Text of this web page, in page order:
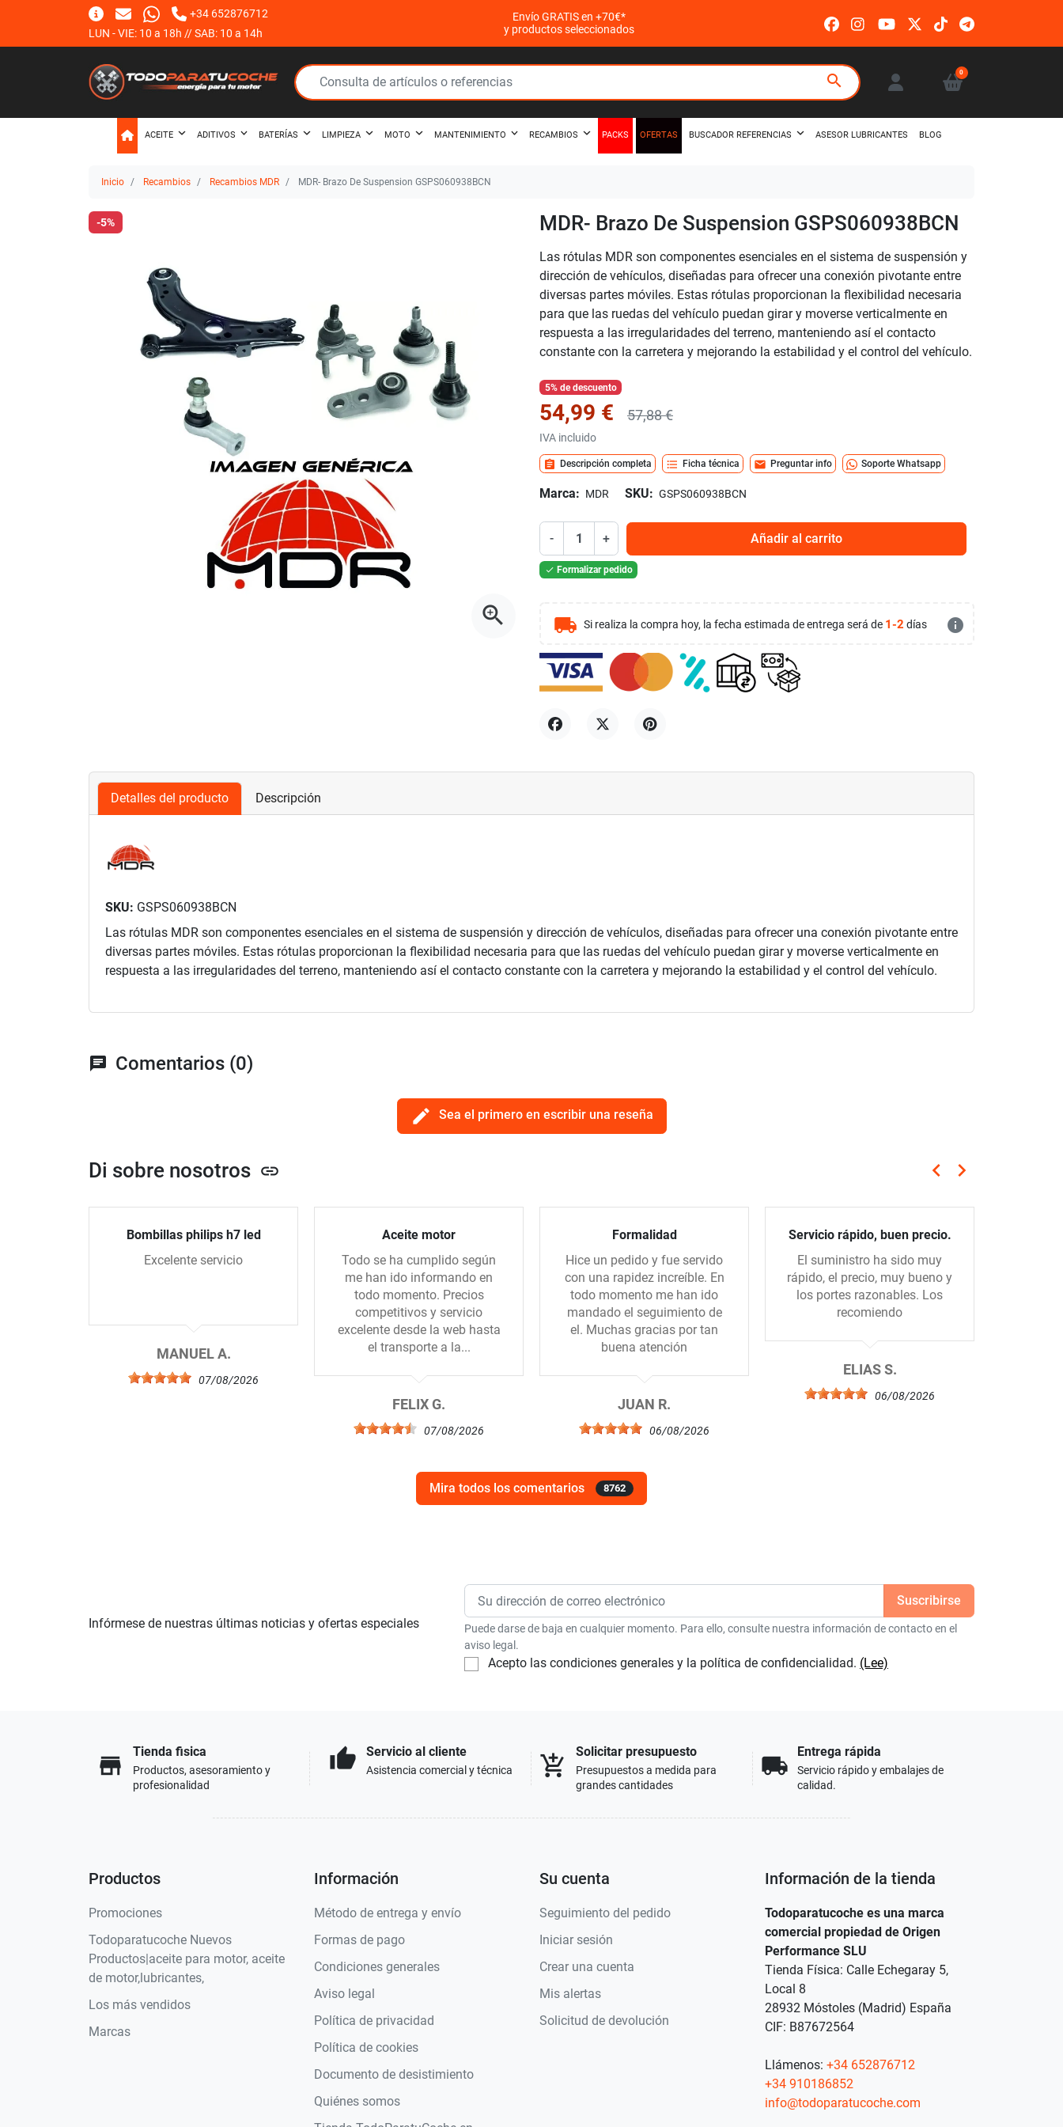
+34 652876712
LUN - VIE: 10 a 18h // SAB: 10 a 14h
Envío GRATIS en +70€*
y productos seleccionados
search 0
ACEITE ADITIVOS BATERÍAS LIMPIEZA MOTO MANTENIMIENTO RECAMBIOS PACKS OFERTAS BUSCADOR REFERENCIAS ASESOR LUBRICANTES BLOG
Inicio Recambios Recambios MDR MDR- Brazo De Suspension GSPS060938BCN
-5%
zoom_in
MDR- Brazo De Suspension GSPS060938BCN
Las rótulas MDR son componentes esenciales en el sistema de suspensión y
dirección de vehículos, diseñadas para ofrecer una conexión pivotante entre
diversas partes móviles. Estas rótulas proporcionan la flexibilidad necesaria
para que las ruedas del vehículo puedan girar y moverse verticalmente en
respuesta a las irregularidades del terreno, manteniendo así el contacto
constante con la carretera y mejorando la estabilidad y el control del vehículo.
5% de descuento
54,99 € 57,88 €
IVA incluido
assignment Descripción completa format_list_bulleted Ficha técnica mail Preguntar info Soporte Whatsapp
Marca: MDR SKU: GSPS060938BCN
- + Añadir al carrito
 Formalizar pedido
local_shipping Si realiza la compra hoy, la fecha estimada de entrega será de 1-2 días info
Detalles del producto Descripción
SKU: GSPS060938BCN
Las rótulas MDR son componentes esenciales en el sistema de suspensión y dirección de vehículos, diseñadas para ofrecer una conexión pivotante entre
diversas partes móviles. Estas rótulas proporcionan la flexibilidad necesaria para que las ruedas del vehículo puedan girar y moverse verticalmente en
respuesta a las irregularidades del terreno, manteniendo así el contacto constante con la carretera y mejorando la estabilidad y el control del vehículo.
chat Comentarios (0)
edit Sea el primero en escribir una reseña
Di sobre nosotros link Anterior
keyboard_arrow_left Siguiente
keyboard_arrow_right
Bombillas philips h7 led
Excelente servicio
MANUEL A.
07/08/2026
Aceite motor
Todo se ha cumplido según
me han ido informando en
todo momento. Precios
competitivos y servicio
excelente desde la web hasta
el transporte a la...
FELIX G.
07/08/2026
Formalidad
Hice un pedido y fue servido
con una rapidez increíble. En
todo momento me han ido
mandado el seguimiento de
el. Muchas gracias por tan
buena atención
JUAN R.
06/08/2026
Servicio rápido, buen precio.
El suministro ha sido muy
rápido, el precio, muy bueno y
los portes razonables. Los
recomiendo
ELIAS S.
06/08/2026
Mira todos los comentarios 8762
Infórmese de nuestras últimas noticias y ofertas especiales
Puede darse de baja en cualquier momento. Para ello, consulte nuestra información de contacto en el
aviso legal.
Acepto las condiciones generales y la política de confidencialidad. (Lee)
store
Tienda fisica
Productos, asesoramiento y
profesionalidad
thumb_up Servicio al cliente
Asistencia comercial y técnica add_shopping_cart
Solicitar presupuesto
Presupuestos a medida para
grandes cantidades
local_shipping
Entrega rápida
Servicio rápido y embalajes de
calidad.
Productos
Promociones
Todoparatucoche Nuevos
Productos|aceite para motor, aceite
de motor,lubricantes,
Los más vendidos
Marcas
Información
Método de entrega y envío
Formas de pago
Condiciones generales
Aviso legal
Política de privacidad
Política de cookies
Documento de desistimiento
Quiénes somos
Su cuenta
Seguimiento del pedido
Iniciar sesión
Crear una cuenta
Mis alertas
Solicitud de devolución
Información de la tienda
Todoparatucoche es una marca
comercial propiedad de Origen
Performance SLU
Tienda Física: Calle Echegaray 5,
Local 8
28932 Móstoles (Madrid) España
CIF: B87672564
Llámenos: +34 652876712
+34 910186852
info@todoparatucoche.com